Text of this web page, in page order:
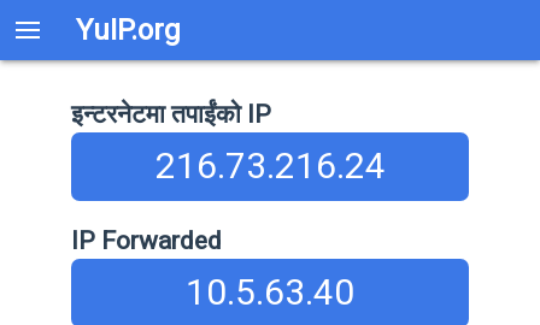
YuIP.org
इन्टरनेटमा तपाईंको IP
216.73.216.24
IP Forwarded
10.5.63.40